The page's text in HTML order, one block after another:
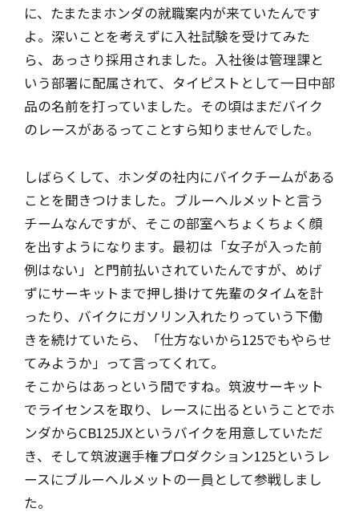
に、たまたまホンダの就職案内が来ていたんです
よ。深いことを考えずに入社試験を受けてみた
ら、あっさり採用されました。入社後は管理課と
いう部署に配属されて、タイピストとして一日中部
品の名前を打っていました。その頃はまだバイク
のレースがあるってことすら知りませんでした。
しばらくして、ホンダの社内にバイクチームがある
ことを聞きつけました。ブルーヘルメットと言う
チームなんですが、そこの部室へちょくちょく顔
を出すようになります。最初は「女子が入った前
例はない」と門前払いされていたんですが、めげ
ずにサーキットまで押し掛けて先輩のタイムを計
ったり、バイクにガソリン入れたりっていう下働
きを続けていたら、「仕方ないから125でもやらせ
てみようか」って言ってくれて。
そこからはあっという間ですね。筑波サーキット
でライセンスを取り、レースに出るということでホ
ンダからCB125JXというバイクを用意していただ
き、そして筑波選手権プロダクション125というレ
ースにブルーヘルメットの一員として参戦しまし
た。